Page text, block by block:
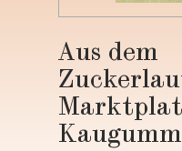
Aus dem